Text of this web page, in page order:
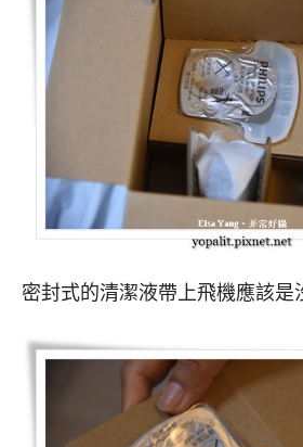
密封式的清潔液帶上飛機應該是